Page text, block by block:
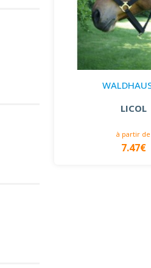
LICOL
à partir de
7.47€